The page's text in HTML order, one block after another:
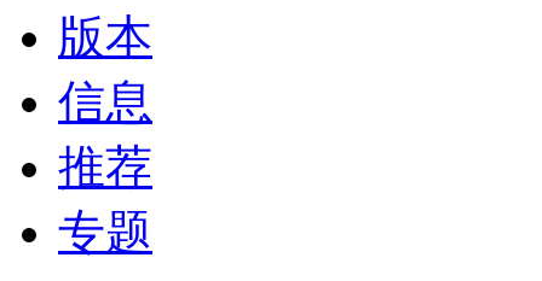
版本
信息
推荐
专题